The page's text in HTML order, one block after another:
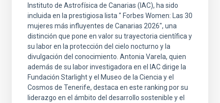
Instituto de Astrofísica de Canarias (IAC), ha sido
incluida en la prestigiosa lista " Forbes Women: Las 30
mujeres más influyentes de Canarias 2026", una
distinción que pone en valor su trayectoria científica y
su labor en la protección del cielo nocturno y la
divulgación del conocimiento. Antonia Varela, quien
además de su labor investigadora en el IAC dirige la
Fundación Starlight y el Museo de la Ciencia y el
Cosmos de Tenerife, destaca en este ranking por su
liderazgo en el ámbito del desarrollo sostenible y el